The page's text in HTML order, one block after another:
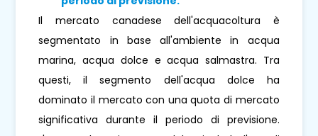
Il mercato canadese dell'acquacoltura è
segmentato in base all'ambiente in acqua
marina, acqua dolce e acqua salmastra. Tra
questi, il segmento dell'acqua dolce ha
dominato il mercato con una quota di mercato
significativa durante il periodo di previsione.